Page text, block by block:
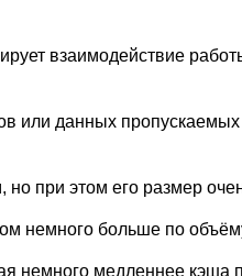
взаимодействие
или данных
при этом его размер
немного больше по
немного медленнее